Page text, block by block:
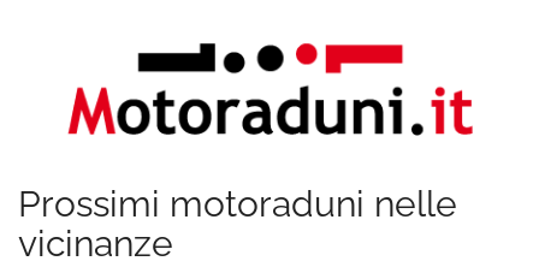
Prossimi motoraduni nelle
vicinanze